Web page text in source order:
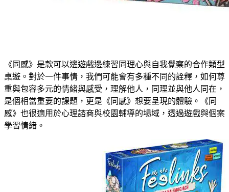
《同感》是款可以邊遊戲邊練習同理心與自我覺察的合作類型
桌遊。對於一件事情，我們可能會有多種不同的詮釋，如何尊
重與包容多元的情緒與感受，理解他人，同理並與他人同在，
是個相當重要的課題，更是《同感》想要呈現的體驗。《同
感》也很適用於心理諮商與校園輔導的場域，透過遊戲與個案
學習情緒。